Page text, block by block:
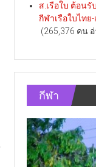
ส.เรือใบ ต้อน
กีฬาเรือใบไทย-
(265,376 คน
กีฬา